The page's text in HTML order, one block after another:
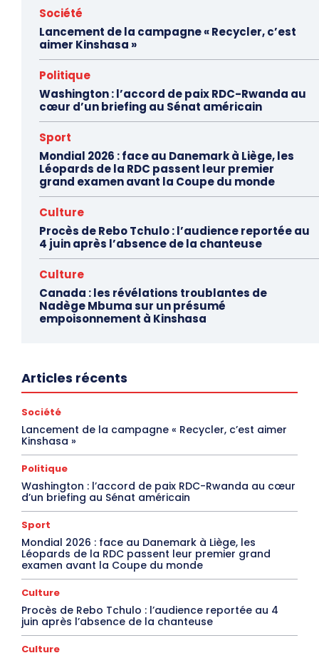
Société
Lancement de la campagne « Recycler, c’est
aimer Kinshasa »
Politique
Washington : l’accord de paix RDC-Rwanda au
cœur d’un briefing au Sénat américain
Sport
Mondial 2026 : face au Danemark à Liège, les
Léopards de la RDC passent leur premier
grand examen avant la Coupe du monde
Culture
Procès de Rebo Tchulo : l’audience reportée au
4 juin après l’absence de la chanteuse
Culture
Canada : les révélations troublantes de
Nadège Mbuma sur un présumé
empoisonnement à Kinshasa
Articles récents
Société
Lancement de la campagne « Recycler, c’est aimer
Kinshasa »
Politique
Washington : l’accord de paix RDC-Rwanda au cœur
d’un briefing au Sénat américain
Sport
Mondial 2026 : face au Danemark à Liège, les
Léopards de la RDC passent leur premier grand
examen avant la Coupe du monde
Culture
Procès de Rebo Tchulo : l’audience reportée au 4
juin après l’absence de la chanteuse
Culture